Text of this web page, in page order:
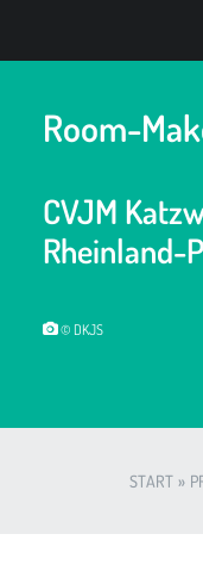
Room-
CVJM
Rheinland-
© DKJS
START »